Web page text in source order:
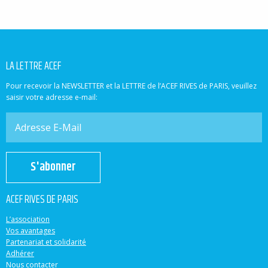
LA LETTRE ACEF
Pour recevoir la NEWSLETTER et la LETTRE de l’ACEF RIVES de PARIS, veuillez
saisir votre adresse e-mail:
S'abonner
ACEF RIVES DE PARIS
L’association
Vos avantages
Partenariat et solidarité
Adhérer
Nous contacter